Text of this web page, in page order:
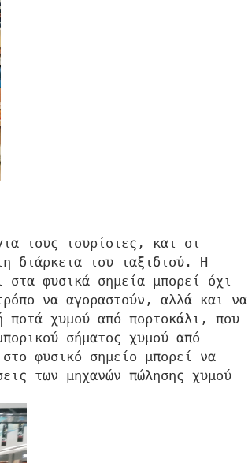
τους τουρίστες, και οι
διάρκεια του ταξιδιού. Η
στα φυσικά σημεία μπορεί όχι
να αγοραστούν, αλλά και να
ποτά χυμού από πορτοκάλι, που
σήματος χυμού από
φυσικό σημείο μπορεί να
των μηχανών πώλησης χυμού